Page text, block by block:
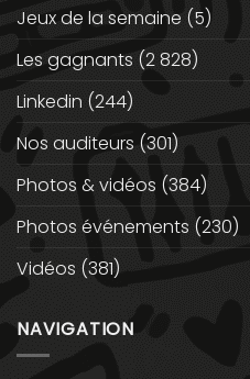
Jeux de la semaine (5)
Les gagnants (2 828)
Linkedin (244)
Nos auditeurs (301)
Photos & vidéos (384)
Photos événements (230)
Vidéos (381)
NAVIGATION